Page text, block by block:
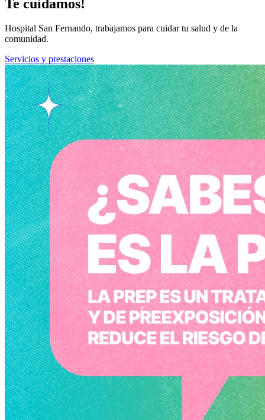
Te cuidamos!
Hospital San Fernando, trabajamos para cuidar tu salud y de la
comunidad.
Servicios y prestaciones